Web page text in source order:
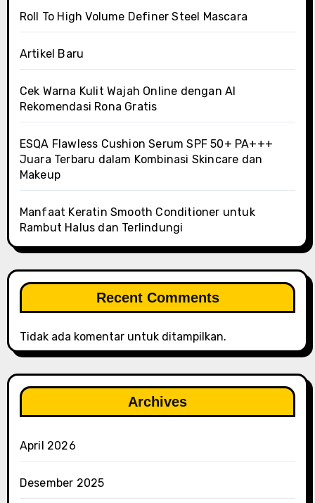
Roll To High Volume Definer Steel Mascara
Artikel Baru
Cek Warna Kulit Wajah Online dengan AI
Rekomendasi Rona Gratis
ESQA Flawless Cushion Serum SPF 50+ PA+++
Juara Terbaru dalam Kombinasi Skincare dan
Makeup
Manfaat Keratin Smooth Conditioner untuk
Rambut Halus dan Terlindungi
Recent Comments
Tidak ada komentar untuk ditampilkan.
Archives
April 2026
Desember 2025